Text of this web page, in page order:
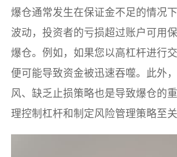
爆仓通常发生在保证金不足的情况
波动，投资者的亏损超过账户可用
爆仓。例如，如果您以高杠杆进行
便可能导致资金被迅速吞噬。此外
风、缺乏止损策略也是导致爆仓的
理控制杠杆和制定风险管理策略至关